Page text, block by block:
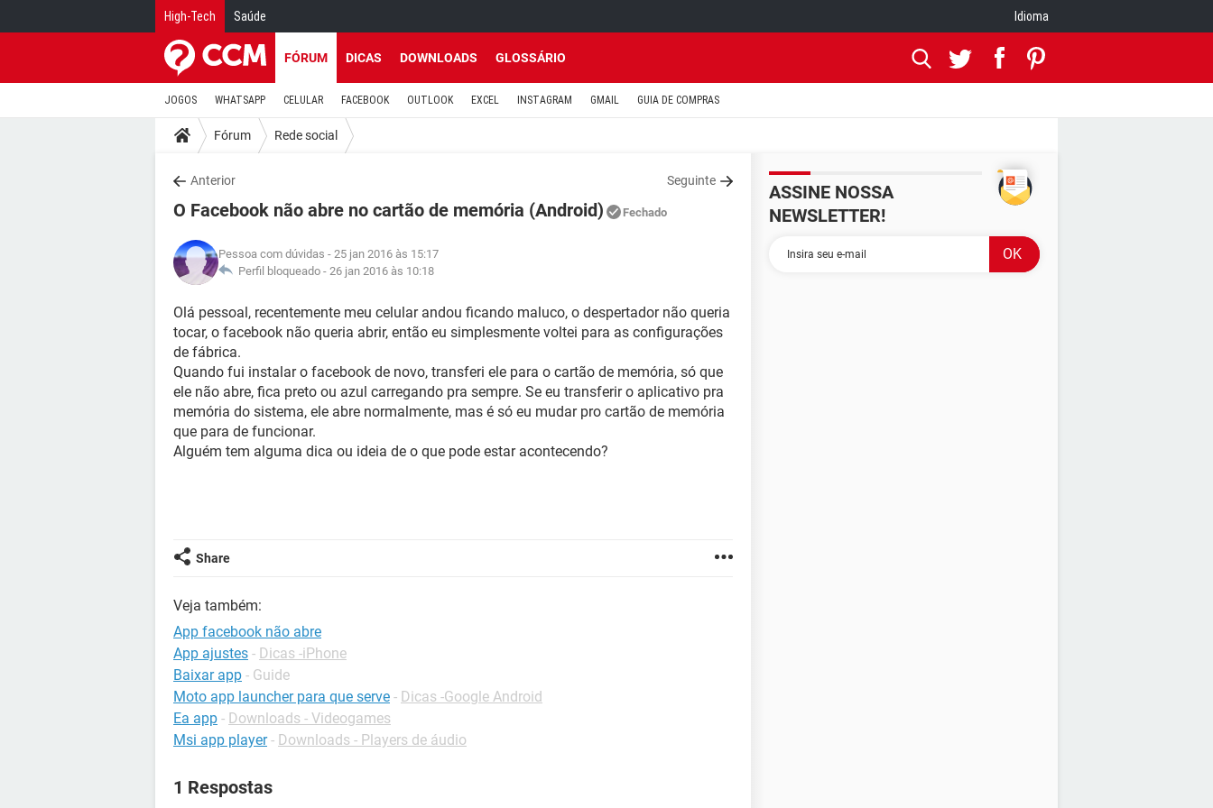
High-Tech Saúde Idioma
FÓRUM DICAS DOWNLOADS GLOSSÁRIO
JOGOS WHATSAPP CELULAR FACEBOOK OUTLOOK EXCEL INSTAGRAM GMAIL GUIA DE COMPRAS
Fórum Rede social
Anterior Seguinte
O Facebook não abre no cartão de memória (Android) Fechado
Pessoa com dúvidas - 25 jan 2016 às 15:17
Perfil bloqueado - 26 jan 2016 às 10:18
Olá pessoal, recentemente meu celular andou ficando maluco, o despertador não queria
tocar, o facebook não queria abrir, então eu simplesmente voltei para as configurações
de fábrica.
Quando fui instalar o facebook de novo, transferi ele para o cartão de memória, só que
ele não abre, fica preto ou azul carregando pra sempre. Se eu transferir o aplicativo pra
memória do sistema, ele abre normalmente, mas é só eu mudar pro cartão de memória
que para de funcionar.
Alguém tem alguma dica ou ideia de o que pode estar acontecendo?
Share
Veja também:
App facebook não abre
App ajustes - Dicas -iPhone
Baixar app - Guide
Moto app launcher para que serve - Dicas -Google Android
Ea app - Downloads - Videogames
Msi app player - Downloads - Players de áudio
1 Respostas
ASSINE NOSSA
NEWSLETTER!